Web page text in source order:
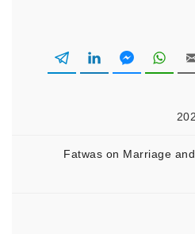
Fatwas on Marriage and